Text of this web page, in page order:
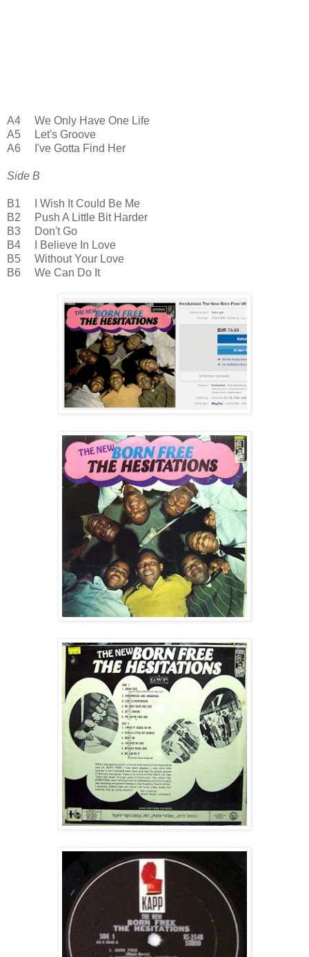
A4 We Only Have One Life
A5 Let's Groove
A6 I've Gotta Find Her
Side B
B1 I Wish It Could Be Me
B2 Push A Little Bit Harder
B3 Don't Go
B4 I Believe In Love
B5 Without Your Love
B6 We Can Do It